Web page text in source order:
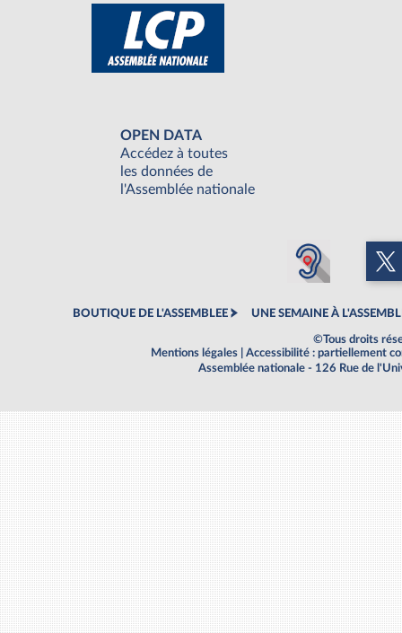
OPEN DATA
Accédez à toutes
les données de
l'Assemblée nationale
BOUTIQUE DE L'ASSEMBLEE UNE SEMAINE À
©Tous droits
Mentions légales
Accessibilité : partiellement
Assemblée nationale - 126 Rue de